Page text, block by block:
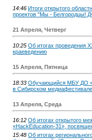
14:46 Итоги открытого
проектов "Мы - Белгородцы!
21 Апреля, Четверг
10:25 Об итогах проведения
краеведению
15 Апреля, Пятница
18:33 Обучающийся МБУ ДО
в Сибирском
13 Апреля, Среда
16:12 Об итогах открытого
«HackEducation-31»,
15:48 Об итогах